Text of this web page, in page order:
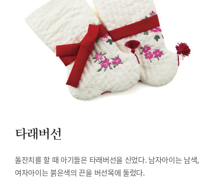
타래버선
돌잔치를 할 때 아기들은 타래버선을 신었다. 남자아이는 남색,
여자아이는 붉은색의 끈을 버선목에 둘렀다.